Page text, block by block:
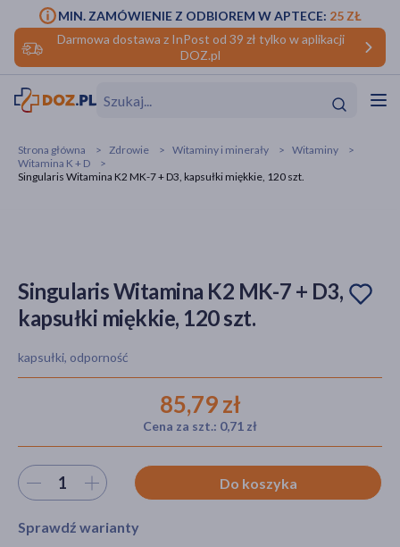
Darmowa dostawa z InPost od 39 zł tylko w aplikacji
DOZ.pl
MIN. ZAMÓWIENIE Z ODBIOREM W APTECE: 25 ZŁ
Strona główna Zdrowie Witaminy i minerały
Witaminy
Witamina K + D
Singularis Witamina K2 MK-7 + D3, kapsułki miękkie, 120 szt.
Singularis Witamina K2 MK-7 + D3,
kapsułki miękkie, 120 szt.
kapsułki, odporność
85,79 zł
Cena za szt.: 0,71 zł
Wybierz ilość Do koszyka
Sprawdź warianty